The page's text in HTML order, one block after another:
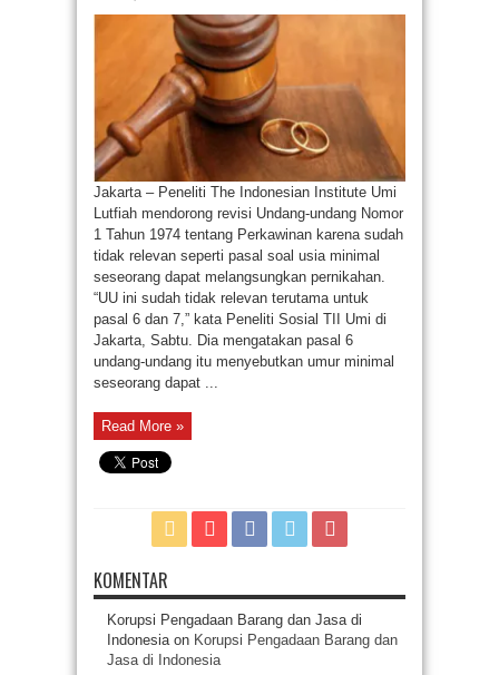
Jakarta – Peneliti The Indonesian Institute Umi
Lutfiah mendorong revisi Undang-undang Nomor
1 Tahun 1974 tentang Perkawinan karena sudah
tidak relevan seperti pasal soal usia minimal
seseorang dapat melangsungkan pernikahan.
“UU ini sudah tidak relevan terutama untuk
pasal 6 dan 7,” kata Peneliti Sosial TII Umi di
Jakarta, Sabtu. Dia mengatakan pasal 6
undang-undang itu menyebutkan umur minimal
seseorang dapat ...
Read More »
KOMENTAR
Korupsi Pengadaan Barang dan Jasa di
Indonesia on Korupsi Pengadaan Barang dan
Jasa di Indonesia